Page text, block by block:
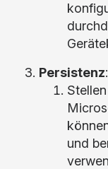
Persistenz:
und